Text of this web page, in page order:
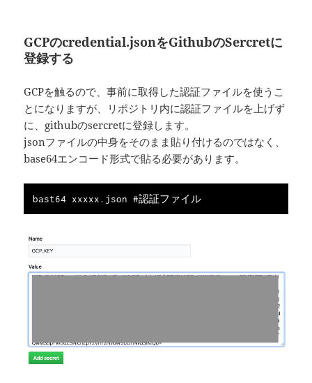
GCPのcredential.jsonをGithubのSercretに
登録する
GCPを触るので、事前に取得した認証ファイルを使うこ
とになりますが、リポジトリ内に認証ファイルを上げず
に、githubのsercretに登録します。
jsonファイルの中身をそのまま貼り付けるのではなく、
base64エンコード形式で貼る必要があります。